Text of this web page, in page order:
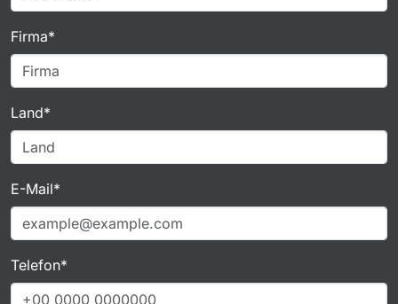
Firma*
Land*
E-Mail*
Telefon*